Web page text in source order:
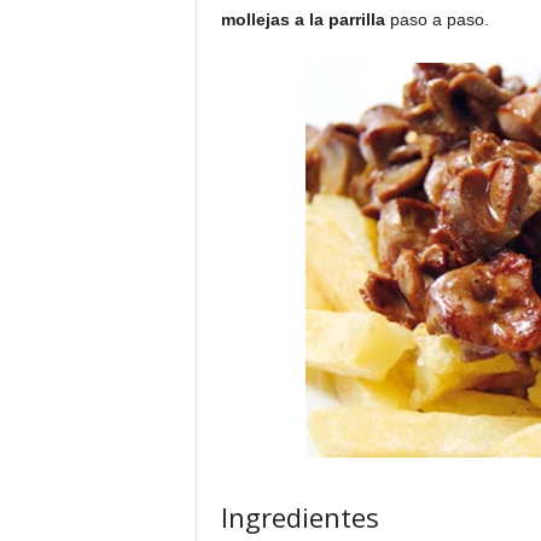
mollejas a la parrillapaso a paso.
Ingredientes